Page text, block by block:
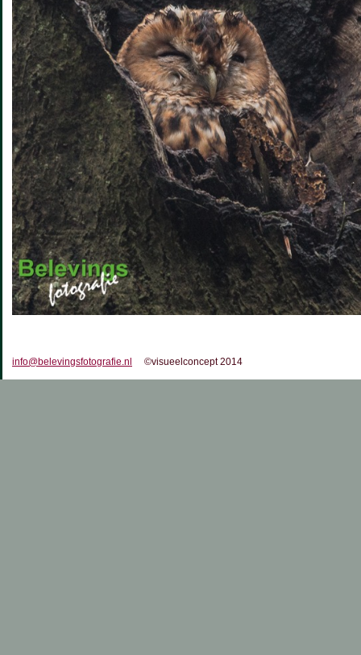
info@belevingsfotografie.nl ©visueelconcept 2014